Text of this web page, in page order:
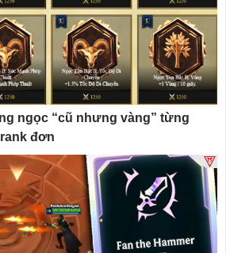
ngọc “cũ nhưng vàng” từng
đơn